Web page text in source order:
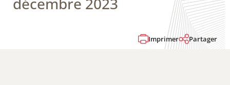
Imprimer Partager